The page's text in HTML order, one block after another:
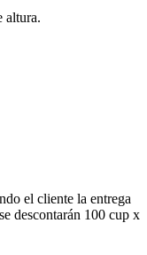
altura.
el cliente la entrega
descontarán 100 cup x